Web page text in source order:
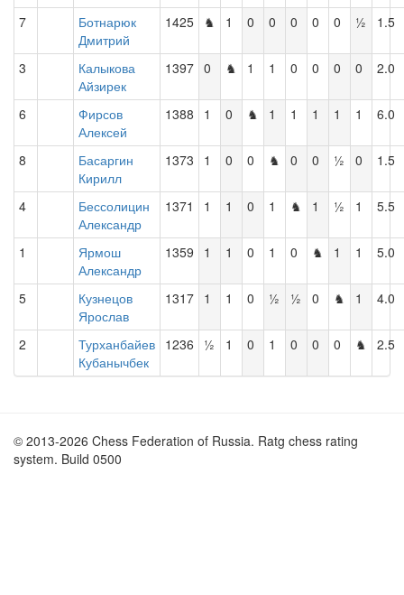
7
Ботнарюк
Дмитрий
1425 ♞ 1 0 0 0 0 0 ½ 1.5
3
Калыкова
Айзирек
1397 0 ♞ 1 1 0 0 0 0 2.0
6
Фирсов
Алексей
1388 1 0 ♞ 1 1 1 1 1 6.0
8
Басаргин
Кирилл
1373 1 0 0 ♞ 0 0 ½ 0 1.5
4
Бессолицин
Александр
1371 1 1 0 1 ♞ 1 ½ 1 5.5
1
Ярмош
Александр
1359 1 1 0 1 0 ♞ 1 1 5.0
5
Кузнецов
Ярослав
1317 1 1 0 ½ ½ 0 ♞ 1 4.0
2
Турханбайев
Кубанычбек
1236 ½ 1 0 1 0 0 0 ♞ 2.5
© 2013-2026 Chess Federation of Russia. Ratg chess rating
system. Build 0500